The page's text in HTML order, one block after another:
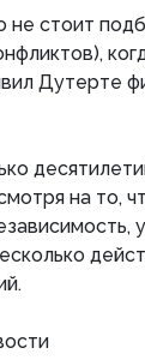
не стоит
Дутерте
на то,